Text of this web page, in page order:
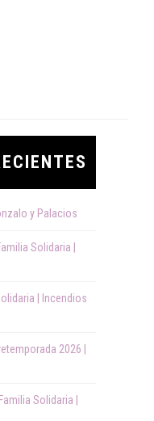
y Palacios
Solidaria |
| Incendios
2026 |
Solidaria |